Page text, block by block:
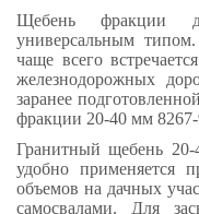
Щебень фракции
универсальным
чаще всего
железнодорожных
заранее
фракции 20-40 мм
Гранитный щебень
удобно применяется
объемов на дачных
самосвалами. Для